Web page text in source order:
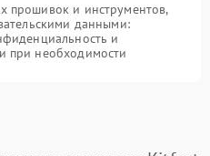
прошивок и инструментов,
данными:
и
при необходимости